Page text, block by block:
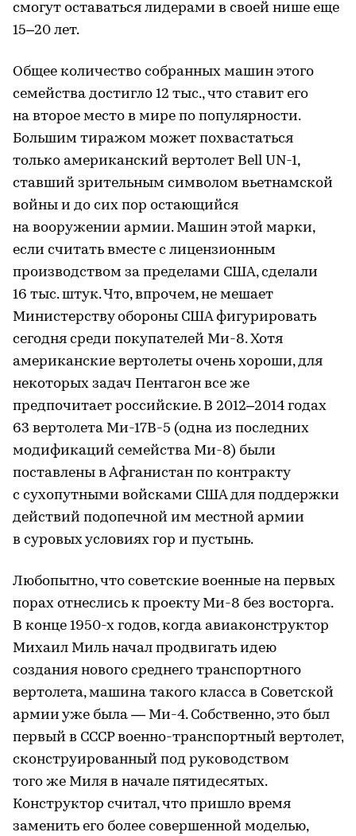
смогут оставаться лидерами в своей нише еще
15–20 лет.
Общее количество собранных машин этого
семейства достигло 12 тыс., что ставит его
на второе место в мире по популярности.
Большим тиражом может похвастаться
только американский вертолет Bell UN-1,
ставший зрительным символом вьетнамской
войны и до сих пор остающийся
на вооружении армии. Машин этой марки,
если считать вместе с лицензионным
производством за пределами США, сделали
16 тыс. штук. Что, впрочем, не мешает
Министерству обороны США фигурировать
сегодня среди покупателей Ми-8. Хотя
американские вертолеты очень хороши, для
некоторых задач Пентагон все же
предпочитает российские. В 2012–2014 годах
63 вертолета Ми-17В-5 (одна из последних
модификаций семейства Ми-8) были
поставлены в Афганистан по контракту
с сухопутными войсками США для поддержки
действий подопечной им местной армии
в суровых условиях гор и пустынь.
Любопытно, что советские военные на первых
порах отнеслись к проекту Ми-8 без восторга.
В конце 1950-х годов, когда авиаконструктор
Михаил Миль начал продвигать идею
создания нового среднего транспортного
вертолета, машина такого класса в Советской
армии уже была — Ми-4. Собственно, это был
первый в СССР военно-транспортный вертолет,
сконструированный под руководством
того же Миля в начале пятидесятых.
Конструктор считал, что пришло время
заменить его более совершенной моделью,